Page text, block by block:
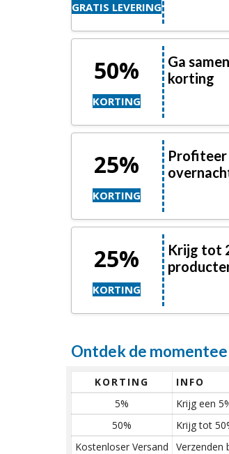
GRATIS LEVERING
50%
KORTING
Ga
korting
25%
KORTING
25%
KORTING
Krijg tot
Ontdek de
KORTING INFO
5%
Krijg een
50%
Krijg tot
Kostenloser Versand
Verzenden